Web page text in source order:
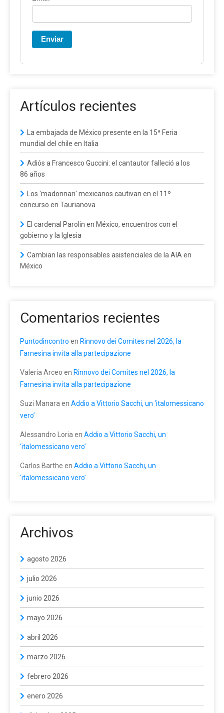
Enviar
Artículos recientes
La embajada de México presente en la 15ª Feria
mundial del chile en Italia
Adiós a Francesco Guccini: el cantautor falleció a los
86 años
Los 'madonnari' mexicanos cautivan en el 11º
concurso en Taurianova
El cardenal Parolin en México, encuentros con el
gobierno y la Iglesia
Cambian las responsables asistenciales de la AIA en
México
Comentarios recientes
Puntodincontro en Rinnovo dei Comites nel 2026, la
Farnesina invita alla partecipazione
Valeria Arceo en Rinnovo dei Comites nel 2026, la
Farnesina invita alla partecipazione
Suzi Manara en Addio a Vittorio Sacchi, un ‘italomessicano
vero’
Alessandro Loria en Addio a Vittorio Sacchi, un
‘italomessicano vero’
Carlos Barthe en Addio a Vittorio Sacchi, un
‘italomessicano vero’
Archivos
agosto 2026
julio 2026
junio 2026
mayo 2026
abril 2026
marzo 2026
febrero 2026
enero 2026